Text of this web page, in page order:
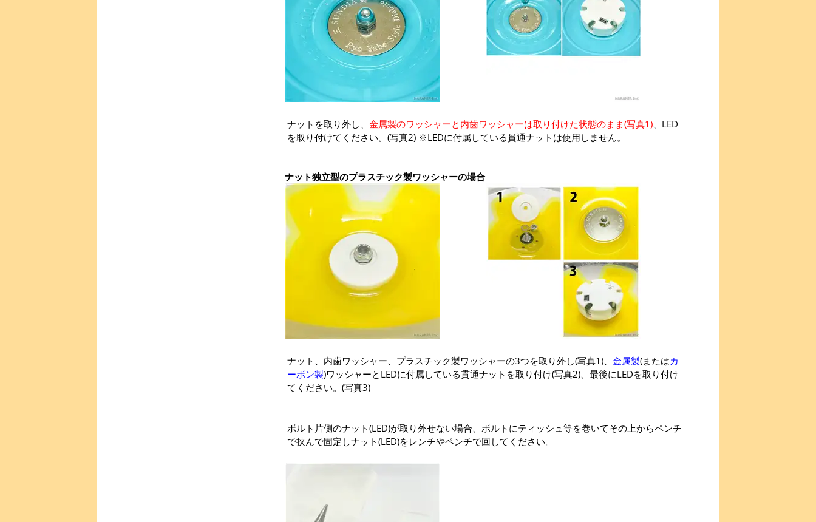
ナットを取り外し、 金属製のワッシャーと内歯ワッシャーは取り付けた状態のまま(写真1) 、LED
を取り付けてください。(写真2) ※LEDに付属している貫通ナットは使用しません。
ナット独立型のプラスチック製ワッシャーの場合
ナット、内歯ワッシャー、プラスチック製ワッシャーの3つを取り外し(写真1)、 金属製(またはカ
ーボン製)ワッシャーとLEDに付属している貫通ナットを取り付け(写真2)、最後にLEDを取り付け
てください。(写真3)
ボルト片側のナット(LED)が取り外せない場合、ボルトにティッシュ等を巻いてその上からペンチ
で挟んで固定しナット(LED)をレンチやペンチで回してください。